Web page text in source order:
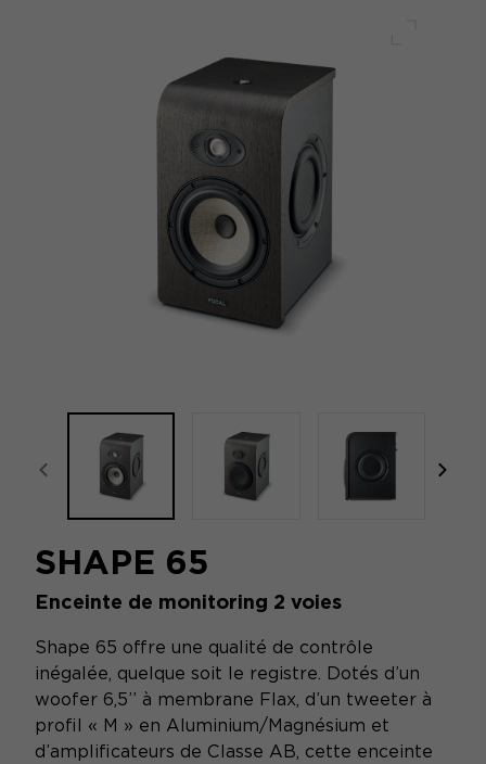
focal-naim-frontent::misc.prev_label
SHAPE 65
Enceinte de monitoring 2 voies
Shape 65 offre une qualité de contrôle
inégalée, quelque soit le registre. Dotés d’un
woofer 6,5’’ à membrane Flax, d’un tweeter à
profil « M » en Aluminium/Magnésium et
d’amplificateurs de Classe AB, cette enceinte